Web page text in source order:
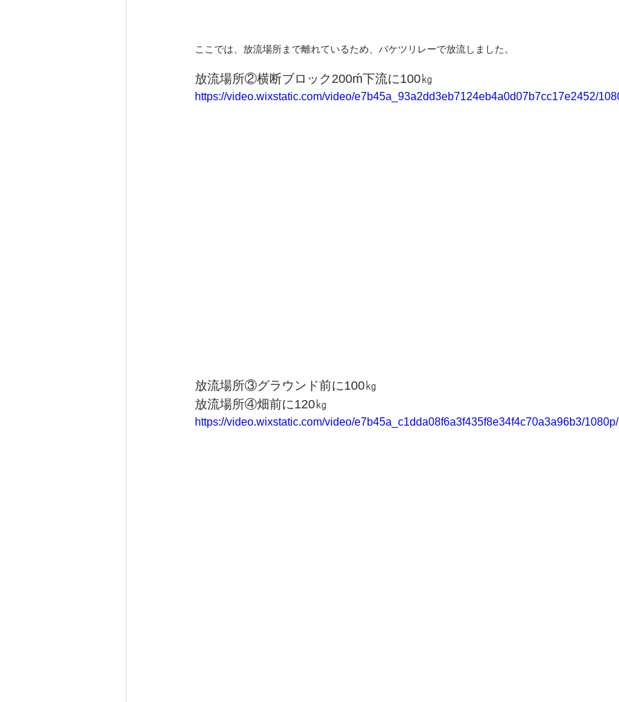
ここでは、放流場所まで離れているため、バケツリレーで放流しました。
放流場所②横断ブロック200ḿ下流に100㎏
https://video.wixstatic.com/video/e7b45a_93a2dd3eb7124eb4a0d07b7cc17e2452/
放流場所③グラウンド前に100㎏
放流場所④畑前に120㎏
https://video.wixstatic.com/video/e7b45a_c1dda08f6a3f435f8e34f4c70a3a96b3/